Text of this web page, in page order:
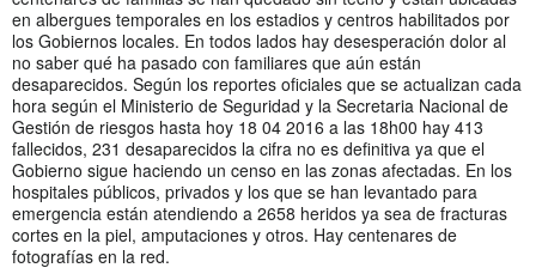
en albergues temporales en los estadios y centros habilitados por
los Gobiernos locales. En todos lados hay desesperación dolor al
no saber qué ha pasado con familiares que aún están
desaparecidos. Según los reportes oficiales que se actualizan cada
hora según el Ministerio de Seguridad y la Secretaria Nacional de
Gestión de riesgos hasta hoy 18 04 2016 a las 18h00 hay 413
fallecidos, 231 desaparecidos la cifra no es definitiva ya que el
Gobierno sigue haciendo un censo en las zonas afectadas. En los
hospitales públicos, privados y los que se han levantado para
emergencia están atendiendo a 2658 heridos ya sea de fracturas
cortes en la piel, amputaciones y otros. Hay centenares de
fotografías en la red.